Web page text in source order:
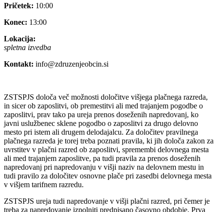
Pričetek: 10:00
Konec: 13:00
Lokacija:
spletna izvedba
Kontakt: info@zdruzenjeobcin.si
ZSTSPJS določa več možnosti določitve višjega plačnega razreda,
in sicer ob zaposlitvi, ob premestitvi ali med trajanjem pogodbe o
zaposlitvi, prav tako pa ureja prenos doseženih napredovanj, ko
javni uslužbenec sklene pogodbo o zaposlitvi za drugo delovno
mesto pri istem ali drugem delodajalcu. Za določitev pravilnega
plačnega razreda je torej treba poznati pravila, ki jih določa zakon za
uvrstitev v plačni razred ob zaposlitvi, spremembi delovnega mesta
ali med trajanjem zaposlitve, pa tudi pravila za prenos doseženih
napredovanj pri napredovanju v višji naziv na delovnem mestu in
tudi pravilo za določitev osnovne plače pri zasedbi delovnega mesta
v višjem tarifnem razredu.
ZSTSPJS ureja tudi napredovanje v višji plačni razred, pri čemer je
treba za napredovanje izpolniti predpisano časovno obdobje. Prva